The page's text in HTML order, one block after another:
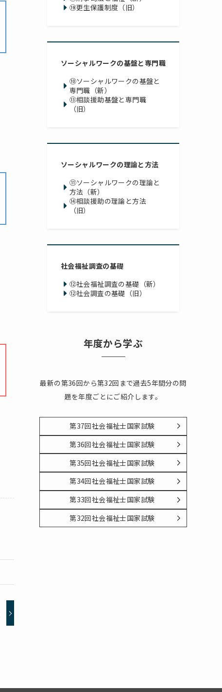
⑲更生保護制度（旧）
ソーシャルワークの基盤と専門職
⑩ソーシャルワークの基盤と
専門職（新）
⑬相談援助基盤と専門職
（旧）
ソーシャルワークの理論と方法
⑪ソーシャルワークの理論と
方法（新）
⑭相談援助の理論と方法
（旧）
社会福祉調査の基礎
⑫社会福祉調査の基礎（新）
⑫社会調査の基礎（旧）
年度から学ぶ
最新の第36回から第32回まで過去5年間分の問
題を年度ごとにご紹介します。
第37回社会福祉士国家試験
第36回社会福祉士国家試験
第35回社会福祉士国家試験
第34回社会福祉士国家試験
第33回社会福祉士国家試験
第32回社会福祉士国家試験